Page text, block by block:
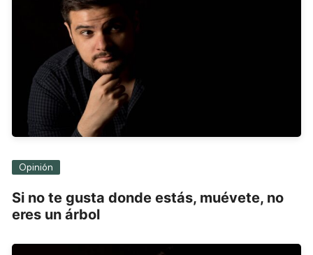
Opinión
Si no te gusta donde estás, muévete, no
eres un árbol